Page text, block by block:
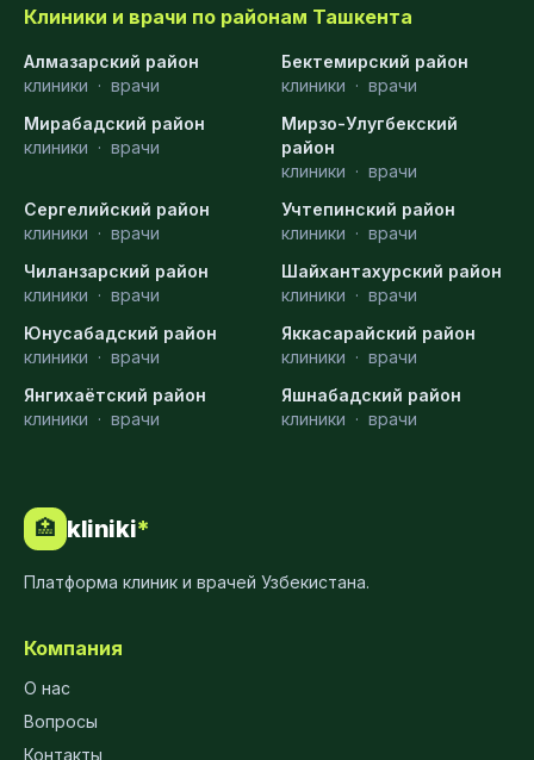
Клиники и врачи по районам Ташкента
Алмазарский район
клиники · врачи
Бектемирский район
клиники · врачи
Мирабадский район
клиники · врачи
Мирзо-Улугбекский
район
клиники · врачи
Сергелийский район
клиники · врачи
Учтепинский район
клиники · врачи
Чиланзарский район
клиники · врачи
Шайхантахурский район
клиники · врачи
Юнусабадский район
клиники · врачи
Яккасарайский район
клиники · врачи
Янгихаётский район
клиники · врачи
Яшнабадский район
клиники · врачи
🏥 kliniki*
Платформа клиник и врачей Узбекистана.
Компания
О нас
Вопросы
Контакты